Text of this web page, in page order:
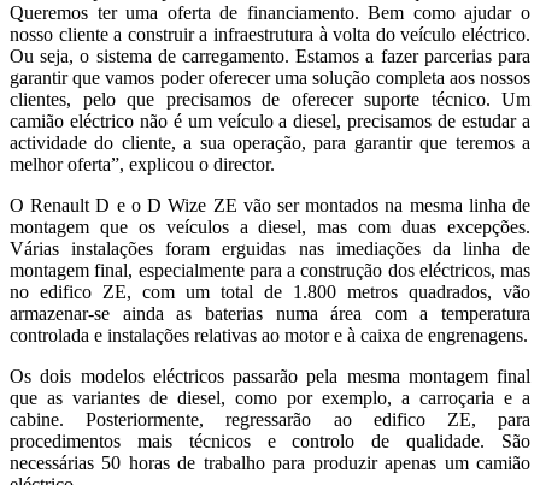
Queremos ter uma oferta de financiamento. Bem como ajudar o
nosso cliente a construir a infraestrutura à volta do veículo eléctrico.
Ou seja, o sistema de carregamento. Estamos a fazer parcerias para
garantir que vamos poder oferecer uma solução completa aos nossos
clientes, pelo que precisamos de oferecer suporte técnico. Um
camião eléctrico não é um veículo a diesel, precisamos de estudar a
actividade do cliente, a sua operação, para garantir que teremos a
melhor oferta”, explicou o director.
O Renault D e o D Wize ZE vão ser montados na mesma linha de
montagem que os veículos a diesel, mas com duas excepções.
Várias instalações foram erguidas nas imediações da linha de
montagem final, especialmente para a construção dos eléctricos, mas
no edifico ZE, com um total de 1.800 metros quadrados, vão
armazenar-se ainda as baterias numa área com a temperatura
controlada e instalações relativas ao motor e à caixa de engrenagens.
Os dois modelos eléctricos passarão pela mesma montagem final
que as variantes de diesel, como por exemplo, a carroçaria e a
cabine. Posteriormente, regressarão ao edifico ZE, para
procedimentos mais técnicos e controlo de qualidade. São
necessárias 50 horas de trabalho para produzir apenas um camião